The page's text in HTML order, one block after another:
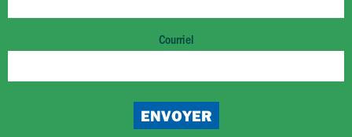
Courriel